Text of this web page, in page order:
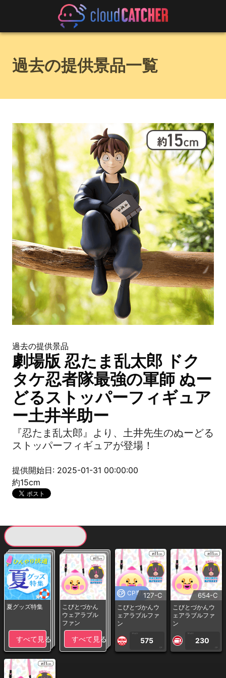
過去の提供景品一覧
過去の提供景品
劇場版 忍たま乱太郎 ドク
タケ忍者隊最強の軍師 ぬー
どるストッパーフィギュア
ー土井半助ー
『忍たま乱太郎』より、土井先生のぬーどる
ストッパーフィギュアが登場！
提供開始日: 2025-01-31 00:00:00
約15cm
夏グッズ特集
すべて見る
こびとづかん
ウェアラブル
ファン
すべて見る
CP専用127-C
こびとづかんウ
ェアラブルファ
ン
1PLAY
575
CP
654-C
こびとづかんウ
ェアラブルファ
ン
1PLAY
230
CP